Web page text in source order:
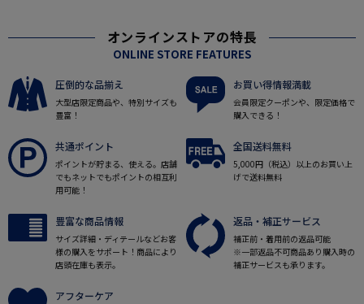
オンラインストアの特長
ONLINE STORE FEATURES
圧倒的な品揃え
大型店限定商品や、特別サイズも
豊富！
お買い得情報満載
会員限定クーポンや、限定価格で
購入できる！
共通ポイント
ポイントが貯まる、使える。店舗
でもネットでもポイントの相互利
用可能！
全国送料無料
5,000円（税込）以上のお買い上
げで送料無料
豊富な商品情報
サイズ詳細・ディテールなどお客
様の購入をサポート！商品により
店頭在庫も表示。
返品・補正サービス
補正前・着用前の返品可能
※一部返品不可商品あり購入時の
補正サービスも承ります。
アフターケア